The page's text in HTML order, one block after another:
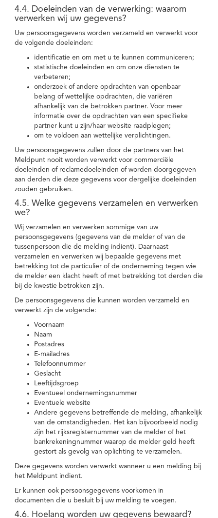
4.4. Doeleinden van de verwerking: waarom
verwerken wij uw gegevens?
Uw persoonsgegevens worden verzameld en verwerkt voor
de volgende doeleinden:
identificatie en om met u te kunnen communiceren;
statistische doeleinden en om onze diensten te
verbeteren;
onderzoek of andere opdrachten van openbaar
belang of wettelijke opdrachten, die variëren
afhankelijk van de betrokken partner. Voor meer
informatie over de opdrachten van een specifieke
partner kunt u zijn/haar website raadplegen;
om te voldoen aan wettelijke verplichtingen.
Uw persoonsgegevens zullen door de partners van het
Meldpunt nooit worden verwerkt voor commerciële
doeleinden of reclamedoeleinden of worden doorgegeven
aan derden die deze gegevens voor dergelijke doeleinden
zouden gebruiken.
4.5. Welke gegevens verzamelen en verwerken
we?
Wij verzamelen en verwerken sommige van uw
persoonsgegevens (gegevens van de melder of van de
tussenpersoon die de melding indient). Daarnaast
verzamelen en verwerken wij bepaalde gegevens met
betrekking tot de particulier of de onderneming tegen wie
de melder een klacht heeft of met betrekking tot derden die
bij de kwestie betrokken zijn.
De persoonsgegevens die kunnen worden verzameld en
verwerkt zijn de volgende:
Voornaam
Naam
Postadres
E-mailadres
Telefoonnummer
Geslacht
Leeftijdsgroep
Eventueel ondernemingsnummer
Eventuele website
Andere gegevens betreffende de melding, afhankelijk
van de omstandigheden. Het kan bijvoorbeeld nodig
zijn het rijksregisternummer van de melder of het
bankrekeningnummer waarop de melder geld heeft
gestort als gevolg van oplichting te verzamelen.
Deze gegevens worden verwerkt wanneer u een melding bij
het Meldpunt indient.
Er kunnen ook persoonsgegevens voorkomen in
documenten die u besluit bij uw melding te voegen.
4.6. Hoelang worden uw gegevens bewaard?